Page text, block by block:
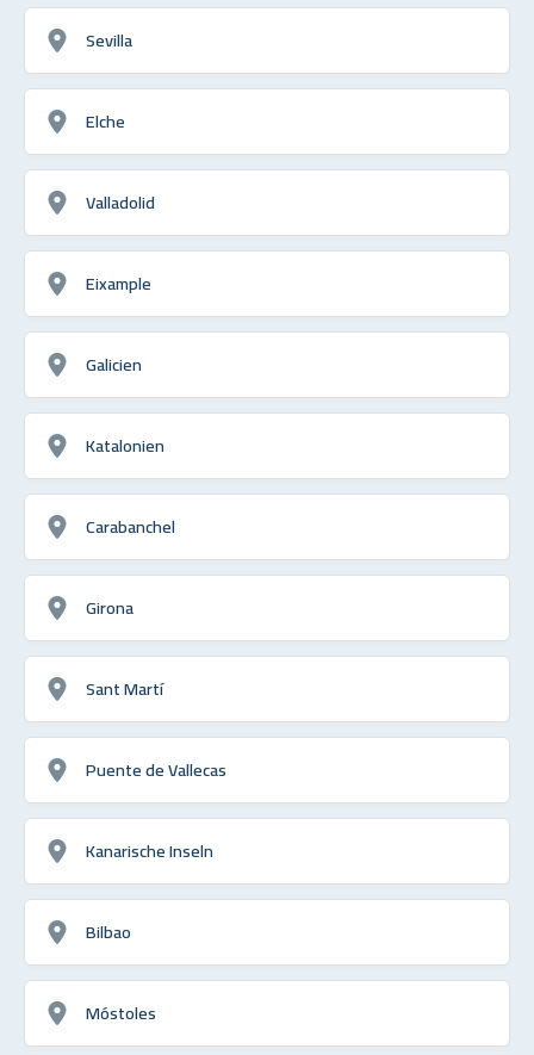
Sevilla
Elche
Valladolid
Eixample
Galicien
Katalonien
Carabanchel
Girona
Sant Martí
Puente de Vallecas
Kanarische Inseln
Bilbao
Móstoles